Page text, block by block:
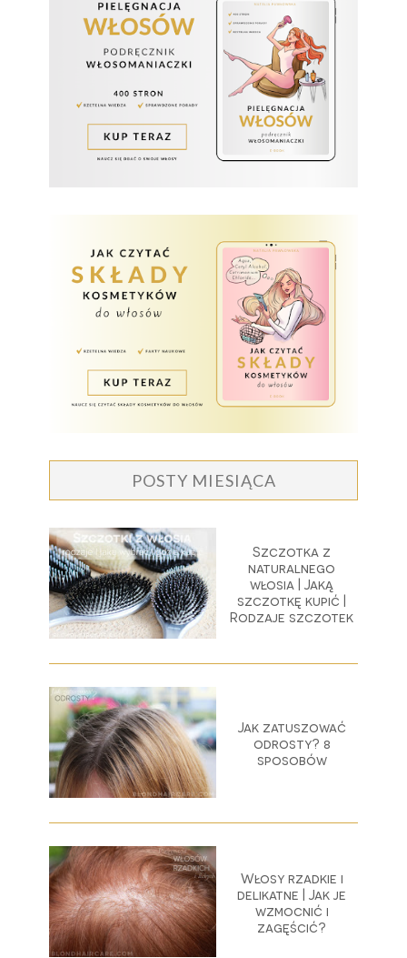
POSTY MIESIĄCA
Szczotka z
naturalnego
włosia | Jaką
szczotkę kupić |
Rodzaje szczotek
Jak zatuszować
odrosty? 8
sposobów
Włosy rzadkie i
delikatne | Jak je
wzmocnić i
zagęścić?